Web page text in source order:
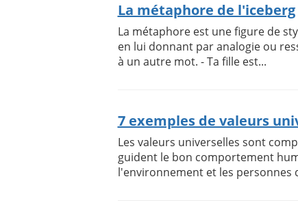
La métaphore de l'iceberg
La métaphore est une figure de
en lui donnant par analogie ou
à un autre mot. - Ta fille est...
7 exemples de valeurs
Les valeurs universelles sont
guident le bon comportement
l'environnement et les personnes